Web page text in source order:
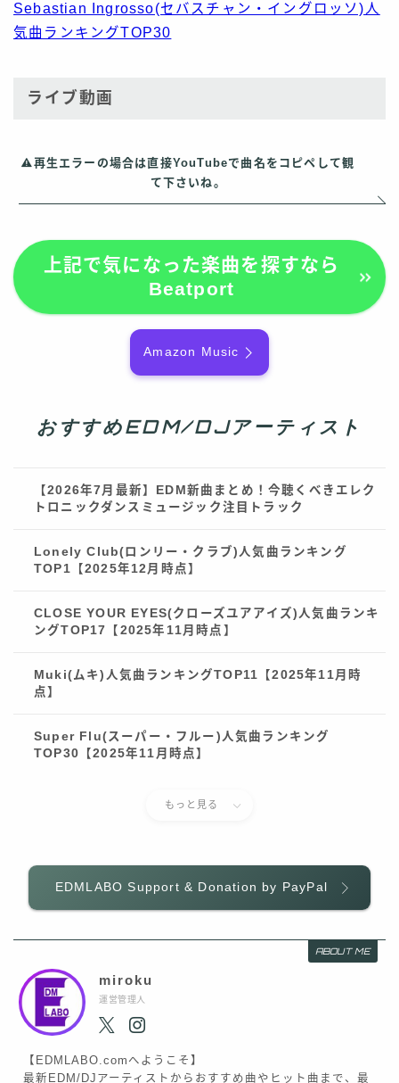
Sebastian Ingrosso(セバスチャン・イングロッソ)人
気曲ランキングTOP30
ライブ動画
再生エラーの場合は直接YouTubeで曲名をコピペして観
て下さいね。
上記で気になった楽曲を探すなら
Beatport
Amazon Music
おすすめEDM/DJアーティスト
【2026年7月最新】EDM新曲まとめ！今聴くべきエレク
トロニックダンスミュージック注目トラック
Lonely Club(ロンリー・クラブ)人気曲ランキング
TOP1【2025年12月時点】
CLOSE YOUR EYES(クローズユアアイズ)人気曲ランキ
ングTOP17【2025年11月時点】
Muki(ムキ)人気曲ランキングTOP11【2025年11月時
点】
Super Flu(スーパー・フルー)人気曲ランキング
TOP30【2025年11月時点】
もっと見る
EDMLABO Support & Donation by PayPal
ABOUT ME
miroku
運営管理人
【EDMLABO.comへようこそ】
最新EDM/DJアーティストからおすすめ曲やヒット曲まで、最